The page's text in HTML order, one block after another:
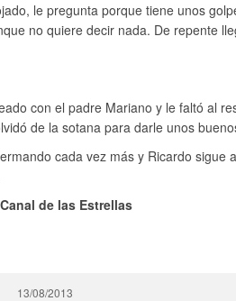
le pregunta porque tiene unos
no quiere decir nada. De repente
con el padre Mariano y le faltó al
de la sotana para darle unos
cada vez más y Ricardo sigue
de las Estrellas
13/08/2013